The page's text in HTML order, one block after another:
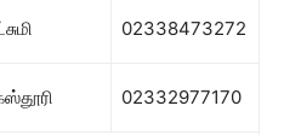
02338473272
02332977170